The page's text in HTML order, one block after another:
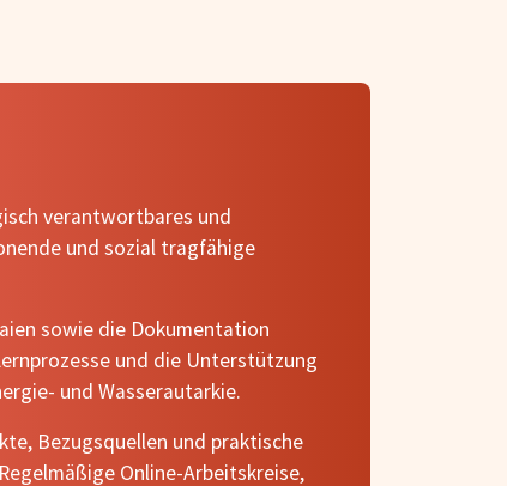
verantwortbares und
und sozial tragfähige
sowie die Dokumentation
und die Unterstützung
und Wasserautarkie.
Bezugsquellen und praktische
Online-Arbeitskreise,